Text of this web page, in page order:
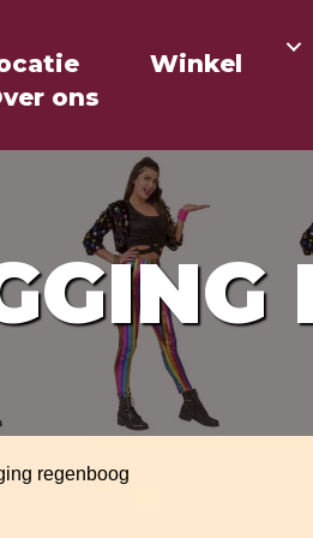
Winkel
ons
regenboog